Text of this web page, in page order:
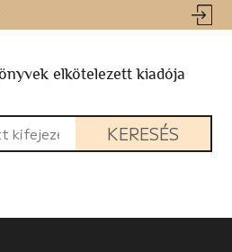
elkötelezett kiadója
KERESÉS